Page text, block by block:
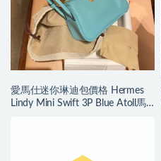
愛馬仕迷你琳迪包價格 Hermes
Lindy Mini Swift 3P Blue Atoll馬